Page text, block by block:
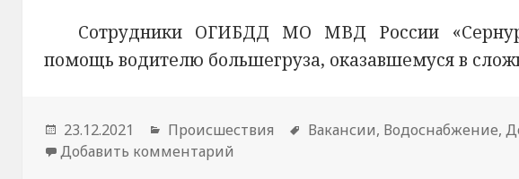
Сотрудники ОГИБДД МО МВД России
помощь водителю большегруза, оказавшемуся в
Опубликовано
23.12.2021 Рубрики
Происшествия Метки
Вакансии, Водоснабжение,
Добавить комментарий